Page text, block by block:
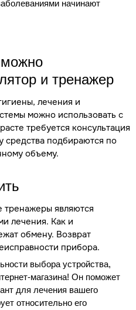
начинают
можно
и тренажер
лечения и
можно использовать с
требуется консультация
средства подбираются по
объему.
тренажеры являются
лечения. Как и
обмену. Возврат
прибора.
выбора устройства,
магазина! Он поможет
для лечения вашего
относительно его